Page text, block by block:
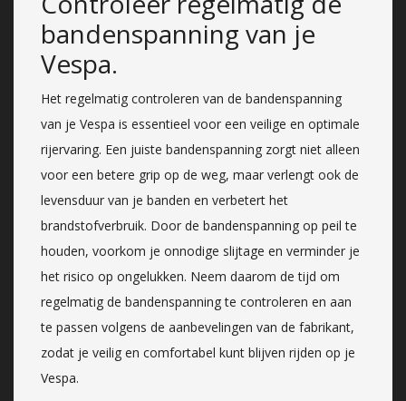
bandenspanning van je
Vespa.
Het regelmatig controleren van de bandenspanning
van je Vespa is essentieel voor een veilige en optimale
rijervaring. Een juiste bandenspanning zorgt niet alleen
voor een betere grip op de weg, maar verlengt ook de
levensduur van je banden en verbetert het
brandstofverbruik. Door de bandenspanning op peil te
houden, voorkom je onnodige slijtage en verminder je
het risico op ongelukken. Neem daarom de tijd om
regelmatig de bandenspanning te controleren en aan
te passen volgens de aanbevelingen van de fabrikant,
zodat je veilig en comfortabel kunt blijven rijden op je
Vespa.